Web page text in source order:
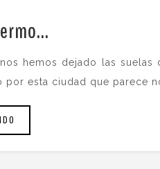
hemos dejado las suelas
por esta ciudad que parece